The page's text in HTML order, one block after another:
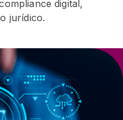
digital,
jurídico.